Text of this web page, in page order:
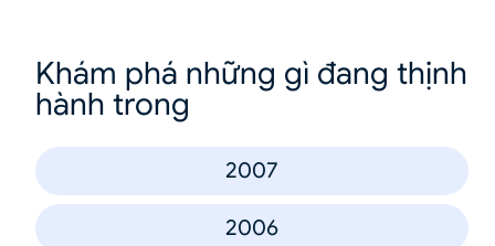
Khám phá những gì đang thịnh
hành trong
2007
2006